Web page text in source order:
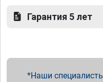
Гарантия 5 лет
Наши